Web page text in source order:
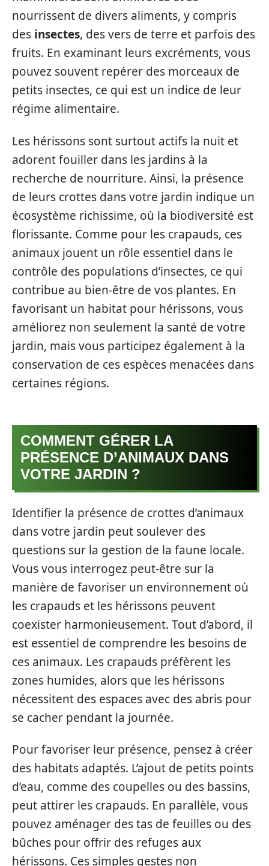
nourrissent de divers aliments, y compris
des insectes, des vers de terre et parfois des
fruits. En examinant leurs excréments, vous
pouvez souvent repérer des morceaux de
petits insectes, ce qui est un indice de leur
régime alimentaire.
Les hérissons sont surtout actifs la nuit et
adorent fouiller dans les jardins à la
recherche de nourriture. Ainsi, la présence
de leurs crottes dans votre jardin indique un
écosystème richissime, où la biodiversité est
florissante. Comme pour les crapauds, ces
animaux jouent un rôle essentiel dans le
contrôle des populations d’insectes, ce qui
contribue au bien-être de vos plantes. En
favorisant un habitat pour hérissons, vous
améliorez non seulement la santé de votre
jardin, mais vous participez également à la
conservation de ces espèces menacées dans
certaines régions.
COMMENT GÉRER LA
PRÉSENCE D’ANIMAUX DANS
VOTRE JARDIN ?
Identifier la présence de crottes d’animaux
dans votre jardin peut soulever des
questions sur la gestion de la faune locale.
Vous vous interrogez peut-être sur la
manière de favoriser un environnement où
les crapauds et les hérissons peuvent
coexister harmonieusement. Tout d’abord, il
est essentiel de comprendre les besoins de
ces animaux. Les crapauds préfèrent les
zones humides, alors que les hérissons
nécessitent des espaces avec des abris pour
se cacher pendant la journée.
Pour favoriser leur présence, pensez à créer
des habitats adaptés. L’ajout de petits points
d’eau, comme des coupelles ou des bassins,
peut attirer les crapauds. En parallèle, vous
pouvez aménager des tas de feuilles ou des
bûches pour offrir des refuges aux
hérissons. Ces simples gestes non